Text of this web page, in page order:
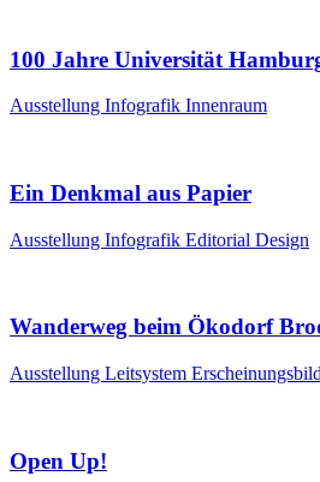
100 Jahre Universität
Ausstellung Infografik Innenraum
Ein Denkmal aus Papier
Ausstellung Infografik Editorial Design
Wanderweg beim Ökodorf
Ausstellung Leitsystem Erscheinungsbild
Open Up!